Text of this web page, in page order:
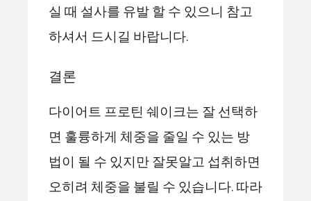
실 때 설사를 유발 할 수 있으니 참고
하셔서 드시길 바랍니다.
결론
다이어트 프로틴 쉐이크는 잘 선택하
면 훌륭하게 체중을 줄일 수 있는 방
법이 될 수 있지만 잘못알고 섭취하면
오히려 체중을 불릴 수 있습니다. 따라